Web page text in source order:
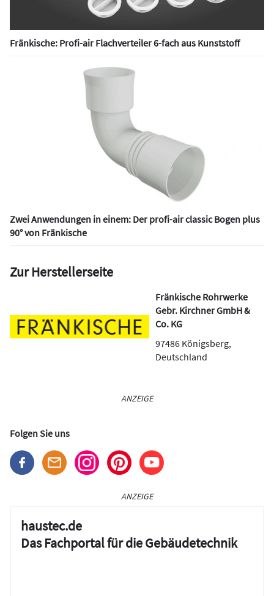
Fränkische: Profi-air Flachverteiler 6-fach aus Kunststoff
Zwei Anwendungen in einem: Der profi-air classic Bogen plus
90° von Fränkische
Zur Herstellerseite
Fränkische Rohrwerke
Gebr. Kirchner GmbH &
Co. KG
97486 Königsberg,
Deutschland
ANZEIGE
Folgen Sie uns
ANZEIGE
haustec.de
Das Fachportal für die Gebäudetechnik